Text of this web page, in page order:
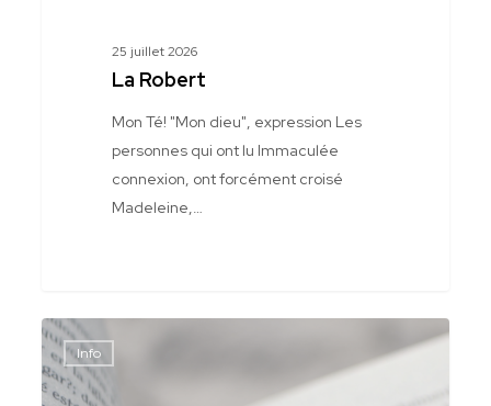
25 juillet 2026
La Robert
Mon Té! "Mon dieu", expression Les
personnes qui ont lu Immaculée
connexion, ont forcément croisé
Madeleine,…
Blog
Info